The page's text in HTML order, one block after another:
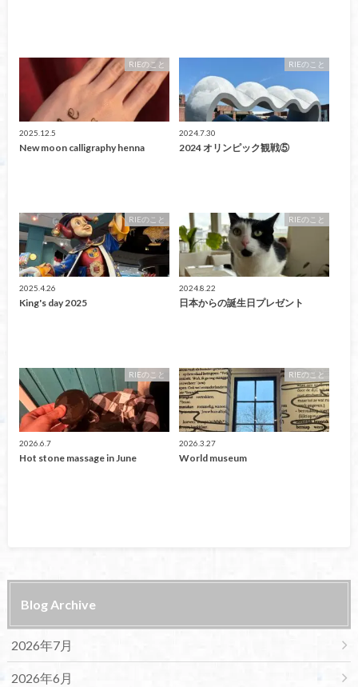
RIEのこと
2025.12.5
New moon calligraphy henna
RIEのこと
2024.7.30
2024 オリンピック観戦⑤
RIEのこと
2025.4.26
King's day 2025
RIEのこと
2024.8.22
日本からの誕生日プレゼント
RIEのこと
2026.6.7
Hot stone massage in June
RIEのこと
2026.3.27
World museum
Blog Archive
2026年7月
2026年6月